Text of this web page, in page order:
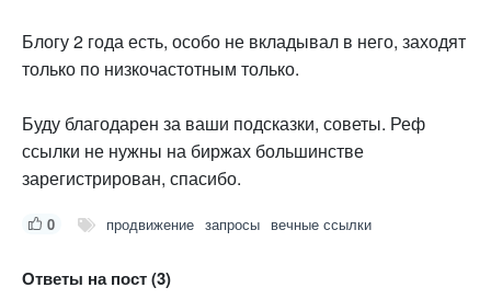
Блогу 2 года есть, особо не вкладывал в него, заходят
только по низкочастотным только.
Буду благодарен за ваши подсказки, советы. Реф
ссылки не нужны на биржах большинстве
зарегистрирован, спасибо.
0 продвижение запросы вечные ссылки
Ответы на пост (3)